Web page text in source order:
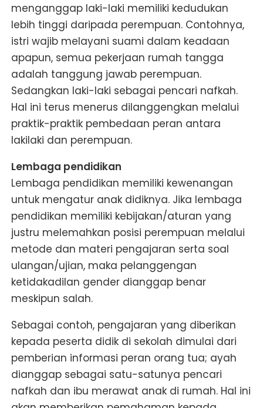
menganggap laki-laki memiliki kedudukan
lebih tinggi daripada perempuan. Contohnya,
istri wajib melayani suami dalam keadaan
apapun, semua pekerjaan rumah tangga
adalah tanggung jawab perempuan.
Sedangkan laki-laki sebagai pencari nafkah.
Hal ini terus menerus dilanggengkan melalui
praktik-praktik pembedaan peran antara
lakilaki dan perempuan.
Lembaga pendidikan
Lembaga pendidikan memiliki kewenangan
untuk mengatur anak didiknya. Jika lembaga
pendidikan memiliki kebijakan/aturan yang
justru melemahkan posisi perempuan melalui
metode dan materi pengajaran serta soal
ulangan/ujian, maka pelanggengan
ketidakadilan gender dianggap benar
meskipun salah.
Sebagai contoh, pengajaran yang diberikan
kepada peserta didik di sekolah dimulai dari
pemberian informasi peran orang tua; ayah
dianggap sebagai satu-satunya pencari
nafkah dan ibu merawat anak di rumah. Hal ini